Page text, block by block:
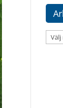
Arkiv